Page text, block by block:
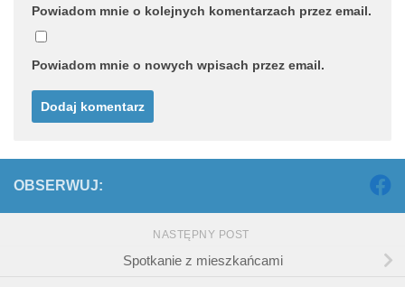
Powiadom mnie o kolejnych komentarzach przez email.
Powiadom mnie o nowych wpisach przez email.
OBSERWUJ:
NASTĘPNY POST
Spotkanie z mieszkańcami